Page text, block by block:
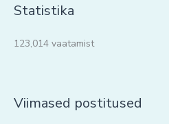
Statistika
123,014 vaatamist
Viimased postitused